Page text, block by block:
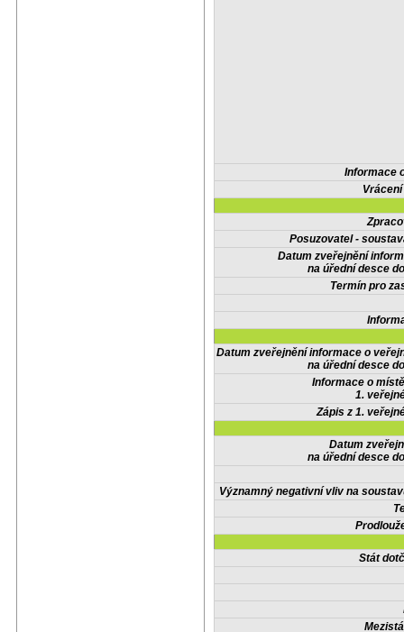
Informace
Posuzovatel -
Datum zveřejnění
na úřední desce
Termín pro
Datum zveřejnění informace o
na úřední desce
Informace o
1.
Zápis z 1.
Datum
na úřední desce
Významný negativní vliv na
Stát